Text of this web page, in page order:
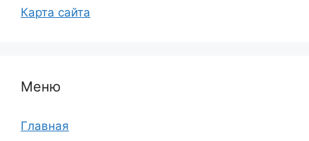
Карта сайта
Меню
Главная